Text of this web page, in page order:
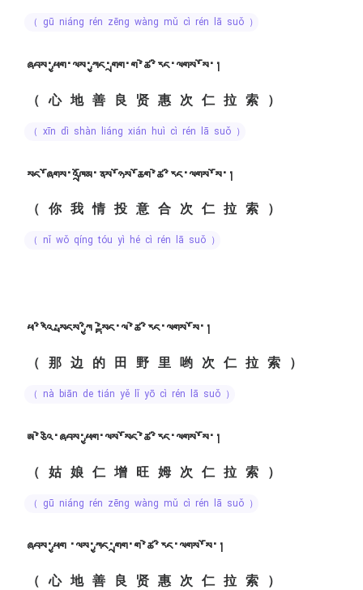
（ gū niáng rén zēng wàng mǔ cì rén lā suǒ ）
ཞབས་ཕྱག་ལས་ཀྱང་གྲག་ག་ཚེ་རིང་ལགས་སོ་།
（心地善良贤惠次仁拉索）
（ xīn dì shàn liáng xián huì cì rén lā suǒ ）
སང་ཞོགས་འཁྲོམ་ནས་ཉོས་ཆོག་ཚེ་རིང་ལགས་སོ་།
（你我情投意合次仁拉索）
（ nǐ wǒ qíng tóu yì hé cì rén lā suǒ ）
ཕ་རིའི་སྤངས་ཀྱི ་སྟེང་ལ་ཚེ་རིང་ལགས་སོ་།
（那边的田野里哟次仁拉索）
（ nà biān de tián yě lǐ yō cì rén lā suǒ ）
ཨ་ཅེའི་ཞབས་ཕྱག་ལས་སོང་ཚེ་རིང་ལགས་སོ་།
（姑娘仁增旺姆次仁拉索）
（ gū niáng rén zēng wàng mǔ cì rén lā suǒ ）
ཞབས་ཕྱག ་ལས་ཀྱང་གྲག་ག་ཚེ་རིང་ལགས་སོ་།
（心地善良贤惠次仁拉索）